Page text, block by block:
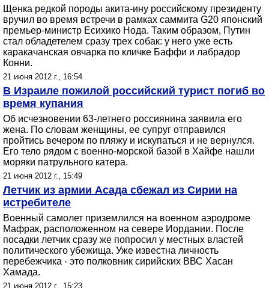
Щенка редкой породы акита-ину российскому президенту
вручил во время встречи в рамках саммита G20 японский
премьер-министр Есихико Нода. Таким образом, Путин
стал обладетелем сразу трех собак: у него уже есть
каракачанская овчарка по кличке Баффи и лабрадор
Конни.
21 июня 2012 г., 16:54
В Израиле пожилой российский турист погиб во
время купания
Об исчезновении 63-летнего россиянина заявила его
жена. По словам женщины, ее супруг отправился
пройтись вечером по пляжу и искупаться и не вернулся.
Его тело рядом с военно-морской базой в Хайфе нашли
моряки патрульного катера.
21 июня 2012 г., 15:49
Летчик из армии Асада сбежал из Сирии на
истребителе
Военный самолет приземлился на военном аэродроме
Мафрак, расположенном на севере Иордании. После
посадки летчик сразу же попросил у местных властей
политического убежища. Уже известна личность
перебежчика - это полковник сирийских ВВС Хасан
Хамада.
21 июня 2012 г., 15:23